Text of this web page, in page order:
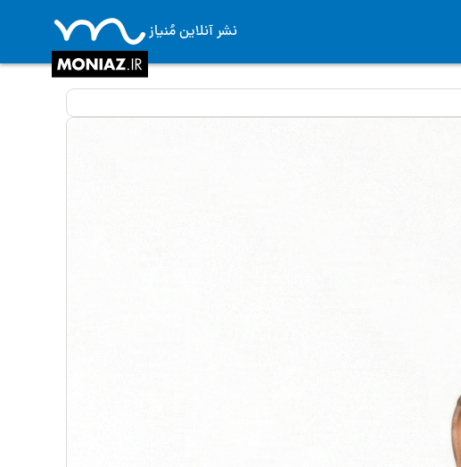
نشر آنلاین مُنیاز